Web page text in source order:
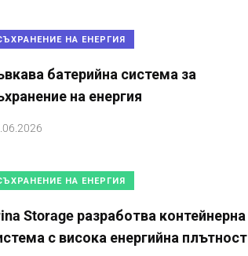
НА ЕНЕРГИЯ
батерийна система за
на енергия
НА ЕНЕРГИЯ
Storage разработва контейнерна
с висока енергийна плътност